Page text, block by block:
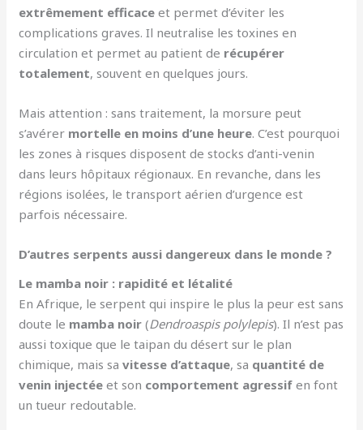
extrêmement efficace et permet d’éviter les
complications graves. Il neutralise les toxines en
circulation et permet au patient de récupérer
totalement, souvent en quelques jours.
Mais attention : sans traitement, la morsure peut
s’avérer mortelle en moins d’une heure. C’est pourquoi
les zones à risques disposent de stocks d’anti-venin
dans leurs hôpitaux régionaux. En revanche, dans les
régions isolées, le transport aérien d’urgence est
parfois nécessaire.
D’autres serpents aussi dangereux dans le monde ?
Le mamba noir : rapidité et létalité
En Afrique, le serpent qui inspire le plus la peur est sans
doute le mamba noir (Dendroaspis polylepis). Il n’est pas
aussi toxique que le taipan du désert sur le plan
chimique, mais savitesse d’attaque, sa quantité de
venin injectée et son comportement agressif en font
un tueur redoutable.